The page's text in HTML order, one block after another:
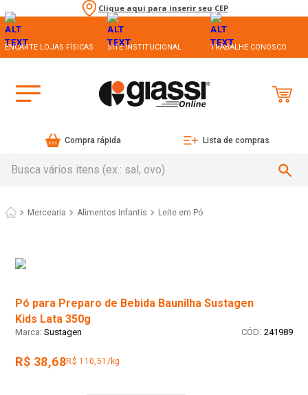
Clique aqui para inserir seu CEP
ENCARTE LOJAS FÍSICAS SITE INSTITUCIONAL TRABALHE CONOSCO
Compra rápida Lista de compras
Mercearia Alimentos Infantis Leite em Pó
Pó para Preparo de Bebida Baunilha Sustagen
Kids Lata 350g
Sustagen : 241989
R$ 38,68R$ 110,51/kg